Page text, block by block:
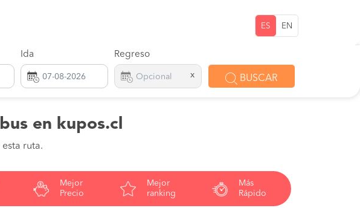
ES EN
Ida Regreso
x BUSCAR
en kupos.cl
ruta.
Mejor
Precio
Mejor
ranking
Más
Rápido